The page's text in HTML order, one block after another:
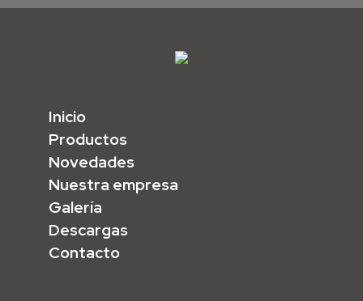
Inicio
Productos
Novedades
Nuestra empresa
Galería
Descargas
Contacto